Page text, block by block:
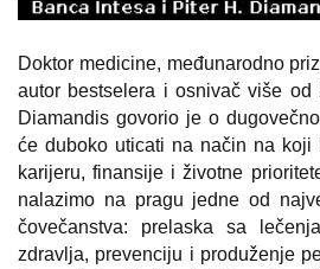
Doktor medicine, međunarodno
autor bestselera i osnivač više od
Diamandis govorio je o
će duboko uticati na način na koji
karijeru, finansije i životne
nalazimo na pragu jedne od
čovečanstva: prelaska sa
zdravlja, prevenciju i produženje